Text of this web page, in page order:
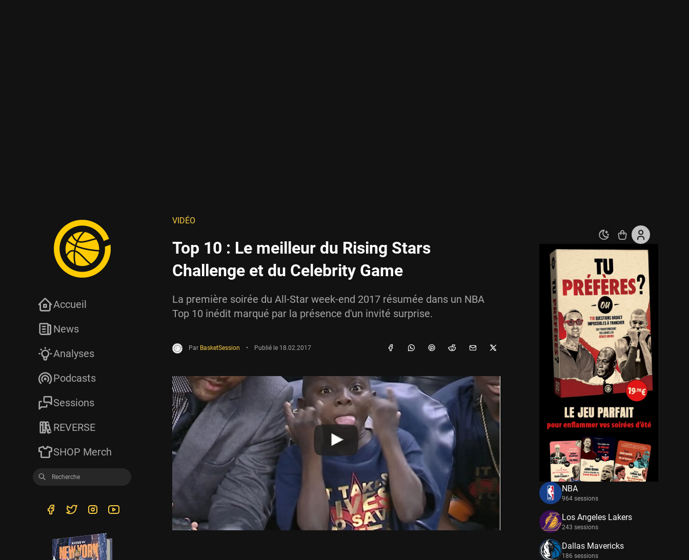
VIDÉO
Top 10 : Le meilleur du Rising Stars
Challenge et du Celebrity Game
La première soirée du All-Star week-end 2017 résumée dans un NBA
Top 10 inédit marqué par la présence d'un invité surprise.
Par BasketSession • Publié le 18.02.2017
Accueil
News
Analyses
Podcasts
Sessions
REVERSE
SHOP Merch
NBA
964 sessions
Los Angeles Lakers
243 sessions
Dallas Mavericks
186 sessions